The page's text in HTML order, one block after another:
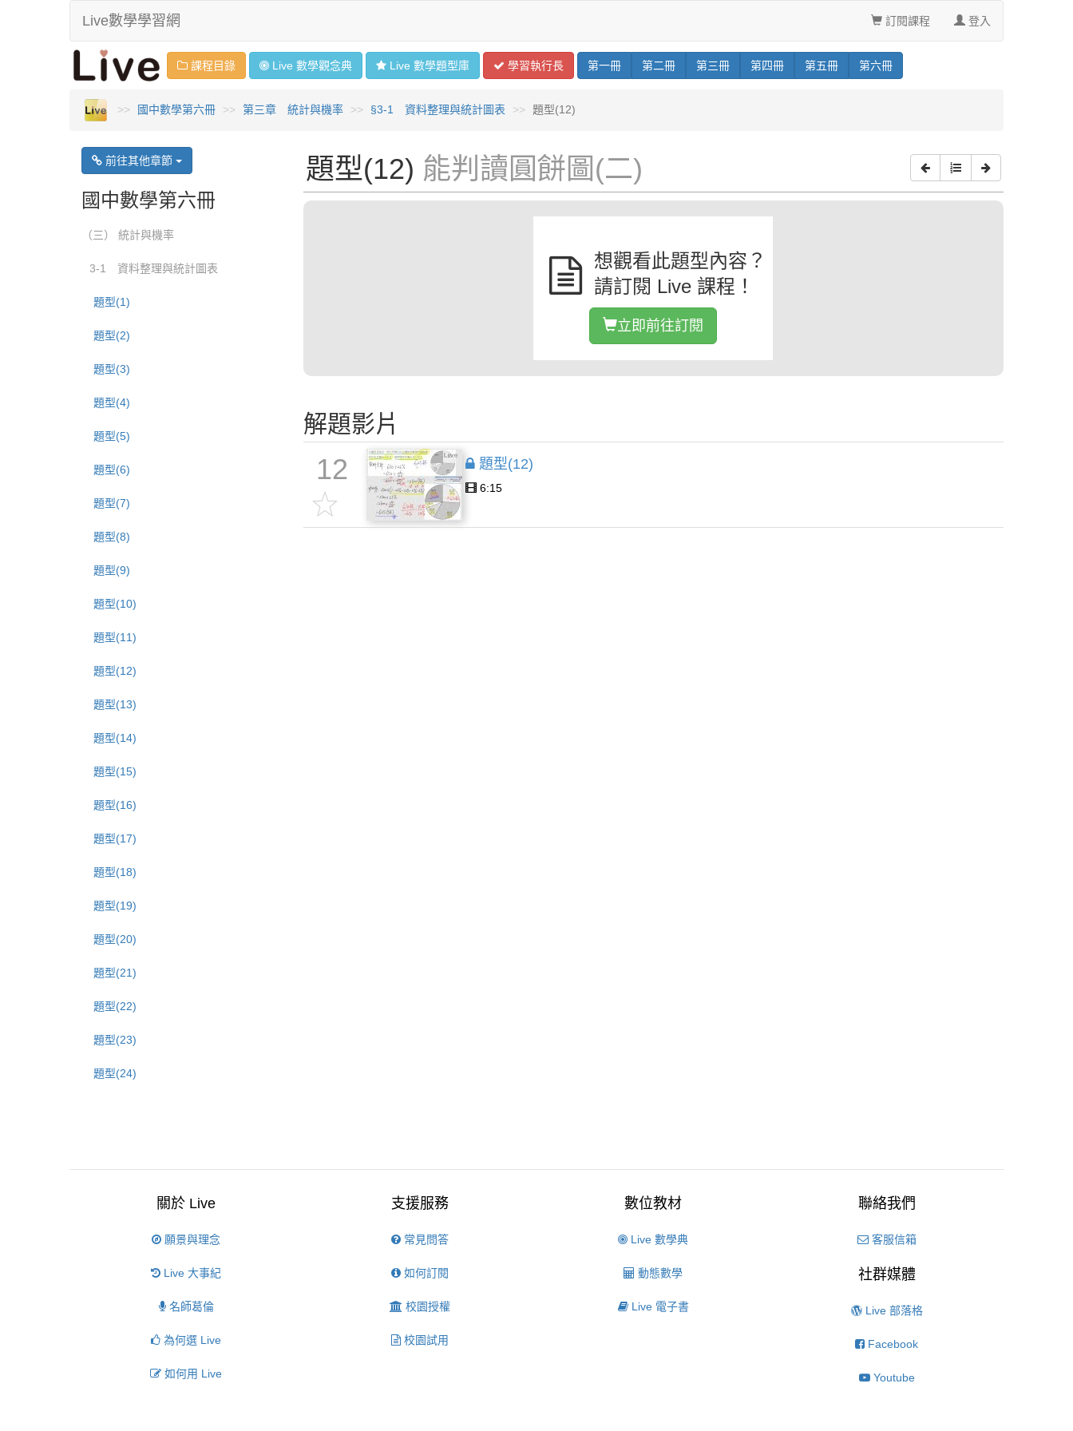
Live數學學習網 訂閱課程 登入
課程目錄 Live 數學觀念典 Live 數學題型庫 學習執行長 第一冊 第二冊 第三冊 第四冊 第五冊 第六冊
國中數學第六冊 第三章 統計與機率 §3-1 資料整理與統計圖表 題型(12)
題型(12) 能判讀圓餅圖(二)
想觀看此題型內容？
請訂閱 Live 課程！
立即前往訂閱
解題影片
12 題型(12)
6:15
前往其他章節
國中數學第六冊
（三） 統計與機率
3-1 資料整理與統計圖表
題型(1)
題型(2)
題型(3)
題型(4)
題型(5)
題型(6)
題型(7)
題型(8)
題型(9)
題型(10)
題型(11)
題型(12)
題型(13)
題型(14)
題型(15)
題型(16)
題型(17)
題型(18)
題型(19)
題型(20)
題型(21)
題型(22)
題型(23)
題型(24)
關於 Live
願景與理念
Live 大事紀
名師葛倫
為何選 Live
如何用 Live
支援服務
常見問答
如何訂閱
校園授權
校園試用
數位教材
Live 數學典
動態數學
Live 電子書
聯絡我們
客服信箱
社群媒體
Live 部落格
Facebook
Youtube